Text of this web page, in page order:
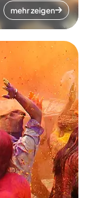
mehr zeigen